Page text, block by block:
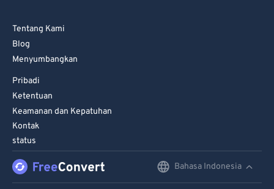
Tentang Kami
Blog
Menyumbangkan
Pribadi
Ketentuan
Keamanan dan Kepatuhan
Kontak
status
Bahasa Indonesia